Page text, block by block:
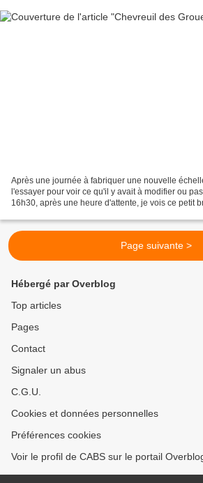
Après une journée à fabriquer une nouvelle
l'essayer pour voir ce qu'il y avait à modifier ou
16h30, après une heure d'attente, je vois ce petit
Page suivante >
Hébergé par Overblog
Top articles
Pages
Contact
Signaler un abus
C.G.U.
Cookies et données personnelles
Préférences cookies
Voir le profil de CABS sur le portail